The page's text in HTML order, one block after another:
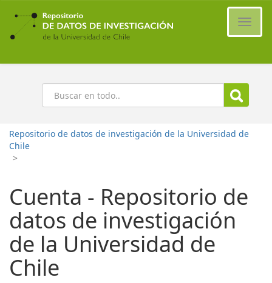
Ir
contenido
principal
Buscar
Repositorio de datos de investigación de la Universidad de
Chile
>
Cuenta - Repositorio de
datos de investigación
de la Universidad de
Chile